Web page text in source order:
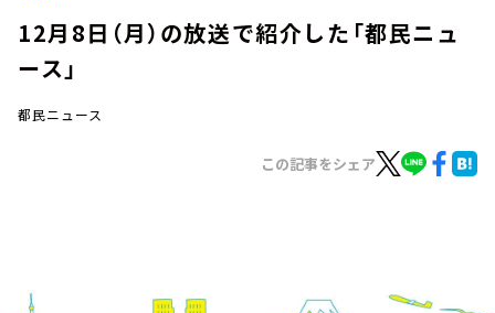
12月8日（月）の放送で紹介した「都民ニュ
ース」
都民ニュース
この記事をシェア